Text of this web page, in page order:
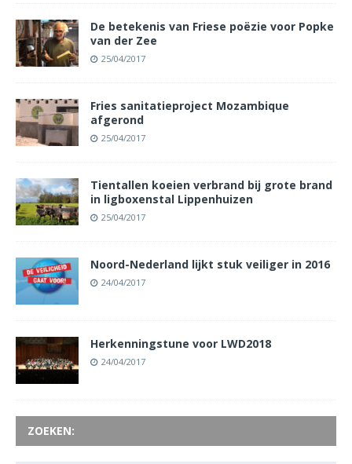
De betekenis van Friese poëzie voor Popke
van der Zee
25/04/2017
Fries sanitatieproject Mozambique
afgerond
25/04/2017
Tientallen koeien verbrand bij grote brand
in ligboxenstal Lippenhuizen
25/04/2017
Noord-Nederland lijkt stuk veiliger in 2016
24/04/2017
Herkenningstune voor LWD2018
24/04/2017
ZOEKEN: